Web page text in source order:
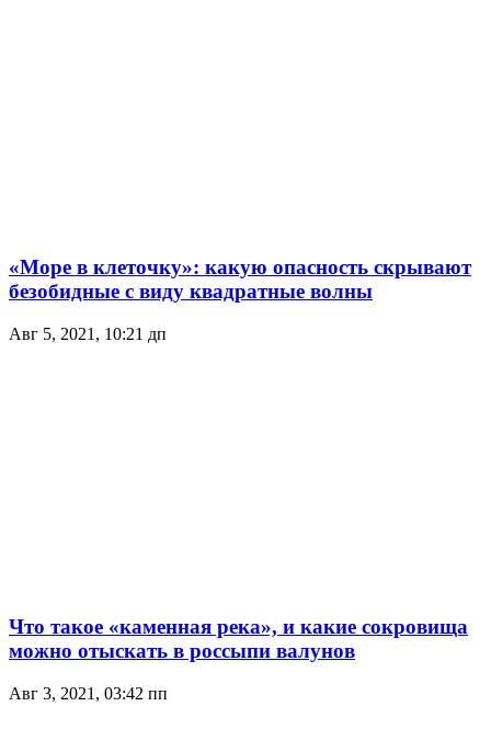
«Море в клеточку»: какую опасность скрывают
безобидные с виду квадратные волны
Авг 5, 2021, 10:21 дп
Что такое «каменная река», и какие сокровища
можно отыскать в россыпи валунов
Авг 3, 2021, 03:42 пп